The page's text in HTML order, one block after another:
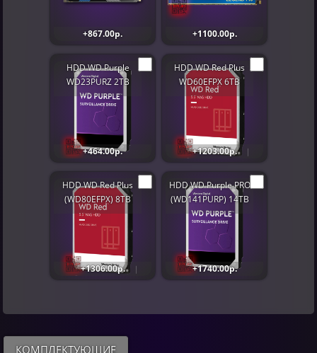
+867.00р. +1100.00р.
HDD WD Purple
WD23PURZ 2TB
+464.00р.
HDD WD Red Plus
WD60EFPX 6TB
+1203.00р.
HDD WD Red Plus
(WD80EFPX) 8TB
+1306.00р.
HDD WD Purple PRO
(WD141PURP) 14TB
+1740.00р.
КОМПЛЕКТУЮЩИЕ